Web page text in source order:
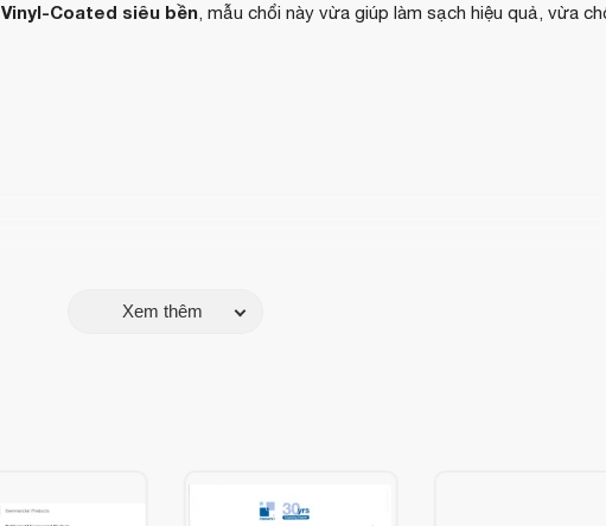
Vinyl-Coated siêu bền, mẫu chổi này vừa giúp làm sạch hiệu quả, vừa
Xem thêm